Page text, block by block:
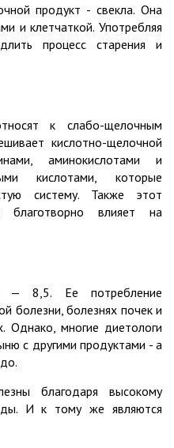
продукт - свекла. Она
и клетчаткой. Употребляя
процесс старения и
к слабо-щелочным
кислотно-щелочной
аминокислотами и
кислотами, которые
систему. Также этот
благотворно влияет на
— 8,5. Ее потребление
болезни, болезнях почек и
Однако, многие диетологи
с другими продуктами - а
благодаря высокому
И к тому же являются